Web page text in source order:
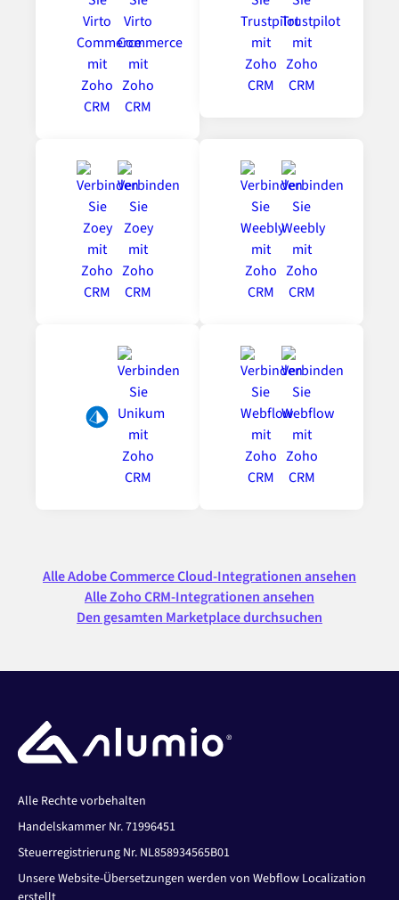
Alle Adobe Commerce Cloud-Integrationen ansehen
Alle Zoho CRM-Integrationen ansehen
Den gesamten Marketplace durchsuchen
Alle Rechte vorbehalten
Handelskammer Nr. 71996451
Steuerregistrierung Nr. NL858934565B01
Unsere Website-Übersetzungen werden von Webflow Localization